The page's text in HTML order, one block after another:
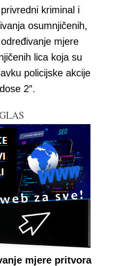
kriminal i
osumnjičenih,
mjere
lica koja su
policijske akcije
2”.
mjere pritvora